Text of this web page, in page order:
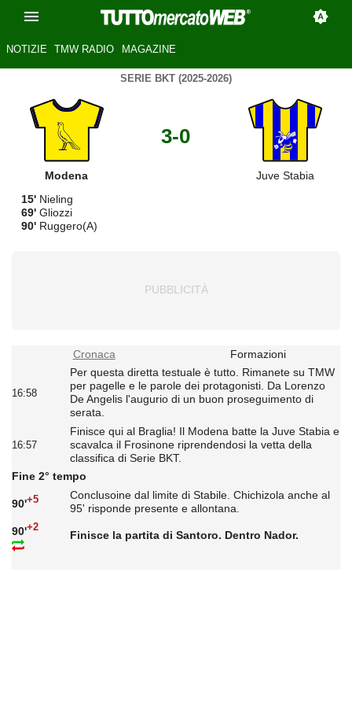
NOTIZIE TMW RADIO MAGAZINE
SERIE BKT (2025-2026)
Modena
3-0
Juve Stabia
15' Nieling
69' Gliozzi
90' Ruggero(A)
Cronaca Formazioni
16:58
Per questa diretta testuale è tutto. Rimanete su TMW
per pagelle e le parole dei protagonisti. Da Lorenzo
De Angelis l'augurio di un buon proseguimento di
serata.
16:57
Finisce qui al Braglia! Il Modena batte la Juve Stabia e
scavalca il Frosinone riprendendosi la vetta della
classifica di Serie BKT.
Fine 2° tempo
90'+5
Conclusoine dal limite di Stabile. Chichizola anche al
95' risponde presente e allontana.
90'+2
Finisce la partita di Santoro. Dentro Nador.